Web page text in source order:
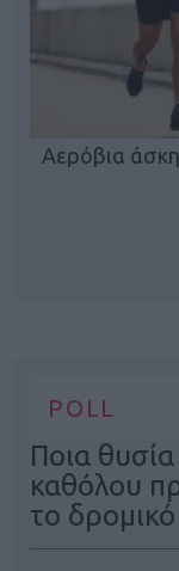
Αερόβια
POLL
Ποια
καθόλου
το